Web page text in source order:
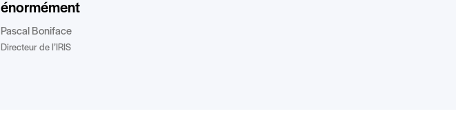
énormément
Pascal Boniface
Directeur de l’IRIS